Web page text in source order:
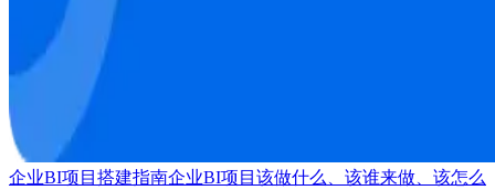
企业BI项目搭建指南企业BI项目该做什么、该谁来做、该怎么